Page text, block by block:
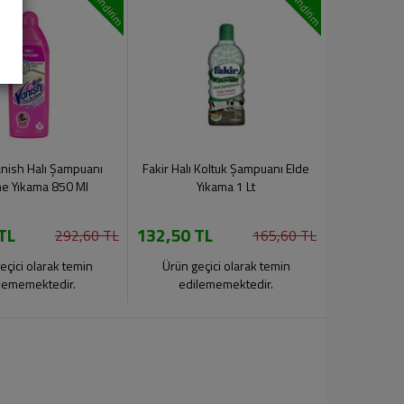
indirim
Halı Şampuanı
Yıkama 850 Ml
292,60 TL
olarak temin
indirim
Fakir Halı Koltuk Şampuanı Elde
Yıkama 1 Lt
132,50 TL 165,60 TL
Ürün geçici olarak temin
edilememektedir.